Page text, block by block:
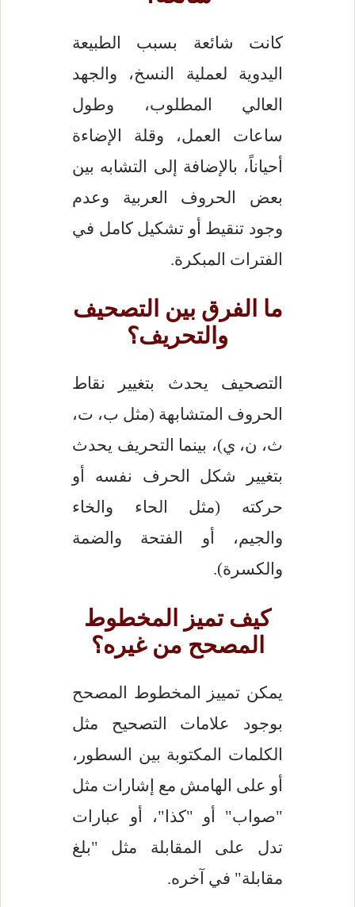
كانت شائعة بسبب الطبيعة
اليدوية لعملية النسخ، والجهد
العالي المطلوب، وطول
ساعات العمل، وقلة الإضاءة
أحياناً، بالإضافة إلى التشابه بين
بعض الحروف العربية وعدم
وجود تنقيط أو تشكيل كامل في
الفترات المبكرة.
ما الفرق بين التصحيف
والتحريف؟
التصحيف يحدث بتغيير نقاط
الحروف المتشابهة (مثل ب، ت،
ث، ن، ي)، بينما التحريف يحدث
بتغيير شكل الحرف نفسه أو
حركته (مثل الحاء والخاء
والجيم، أو الفتحة والضمة
والكسرة).
كيف تميز المخطوط
المصحح من غيره؟
يمكن تمييز المخطوط المصحح
بوجود علامات التصحيح مثل
الكلمات المكتوبة بين السطور،
أو على الهامش مع إشارات مثل
"صواب" أو "كذا"، أو عبارات
تدل على المقابلة مثل "بلغ
مقابلة" في آخره.